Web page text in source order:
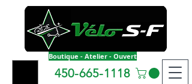
Boutique - Atelier - Ouvert
450-665-1118